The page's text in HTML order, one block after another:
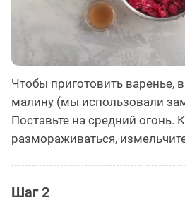
Чтобы приготовить варенье,
малину (мы использовали
Поставьте на средний огонь.
размораживаться,
Шаг 2